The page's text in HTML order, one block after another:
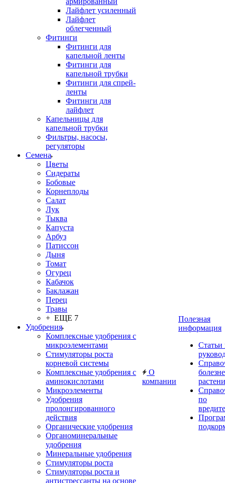
Лайфлет усиленный
Лайфлет
облегченный
Фитинги
Фитинги для
капельной ленты
Фитинги для
капельной трубки
Фитинги для спрей-
ленты
Фитинги для
лайфлет
Капельницы для
капельной трубки
Фильтры, насосы,
регуляторы
Семена
Цветы
Сидераты
Бобовые
Корнеплоды
Салат
Лук
Тыква
Капуста
Арбуз
Патиссон
Дыня
Томат
Огурец
Кабачок
Баклажан
Перец
Травы
+ ЕЩЕ 7
Удобрения
Комплексные удобрения с
микроэлементами
Стимуляторы роста
корневой системы
Комплексные удобрения с
аминокислотами
Микроэлементы
Удобрения
пролонгированного
действия
Органические удобрения
Органоминеральные
удобрения
Минеральные удобрения
Стимуляторы роста
Стимуляторы роста и
антистрессанты на основе
О
компании
Полезная
информация
Статьи
по